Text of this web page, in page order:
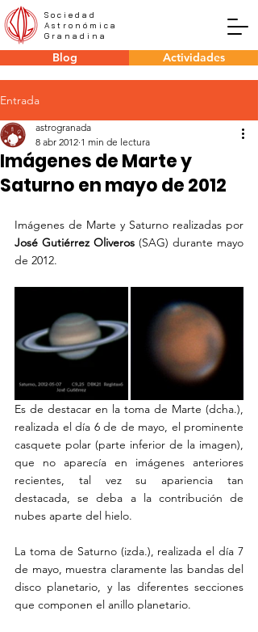
Sociedad
Astronómica
Granadina
Blog Actividades
Entrada
Imágenes de Marte y
Saturno en mayo de 2012
astrogranada
8 abr 2012 1 min de lectura
José Gutiérrez Oliveros (SAG) durante mayo
de 2012.
Es de destacar en la toma de Marte (dcha.),
realizada el día 6 de de mayo, el prominente
casquete polar (parte inferior de la imagen),
que no aparecía en imágenes anteriores
recientes, tal vez su apariencia tan
destacada, se deba a la contribución de
nubes aparte del hielo.
La toma de Saturno (izda.), realizada el día 7
de mayo, muestra claramente las bandas del
disco planetario, y las diferentes secciones
que componen el anillo planetario.